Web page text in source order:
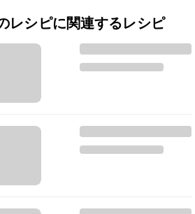
レシピに関連するレシピ